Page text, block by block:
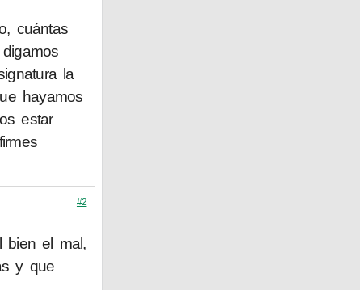
cuántas
la
hayamos
estar
#2
bien el mal,
y que